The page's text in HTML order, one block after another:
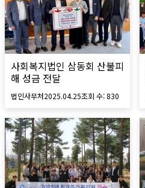
사회복지법인 삼동회 산불피
해 성금 전달
법인사무처2025.04.25조회 수: 830